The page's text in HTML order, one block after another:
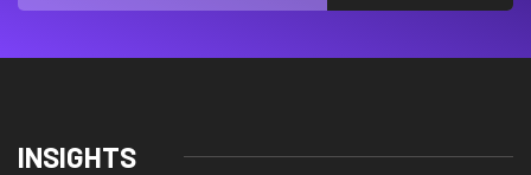
INSIGHTS